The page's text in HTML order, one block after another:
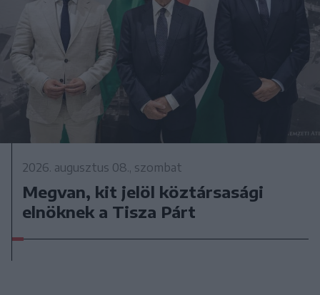
2026. augusztus 08., szombat
Megvan, kit jelöl köztársasági
elnöknek a Tisza Párt